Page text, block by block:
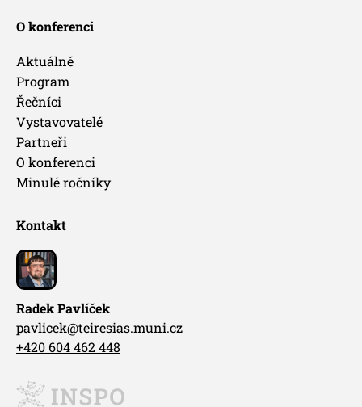
O konferenci
Aktuálně
Program
Řečníci
Vystavovatelé
Partneři
O konferenci
Minulé ročníky
Kontakt
Radek Pavlíček
pavlicek@teiresias.muni.cz
+420 604 462 448